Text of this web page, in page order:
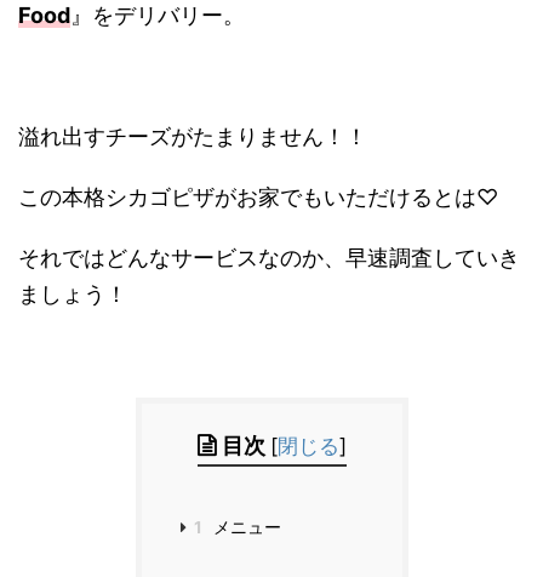
Food 』をデリバリー。
溢れ出すチーズがたまりません！！
この本格シカゴピザがお家でもいただけるとは♡
それではどんなサービスなのか、早速調査していき
ましょう！
目次 [閉じる]
1 メニュー